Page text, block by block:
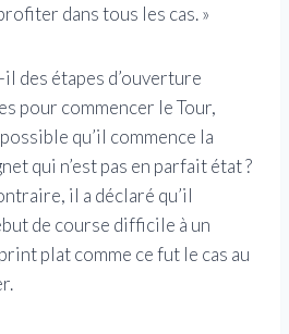
dans tous les cas. »
des étapes d’ouverture
pour commencer le Tour,
qu’il commence la
qui n’est pas en parfait état ?
il a déclaré qu’il
de course difficile à un
plat comme ce fut le cas au